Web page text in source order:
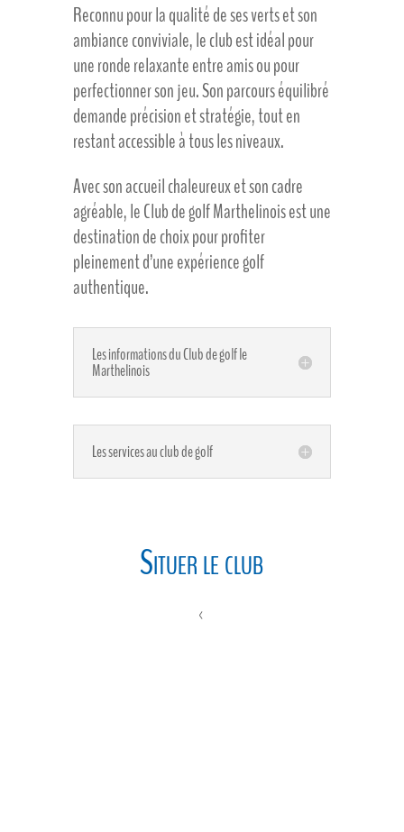
Reconnu pour la qualité de ses verts et son
ambiance conviviale, le club est idéal pour
une ronde relaxante entre amis ou pour
perfectionner son jeu. Son parcours équilibré
demande précision et stratégie, tout en
restant accessible à tous les niveaux.
Avec son accueil chaleureux et son cadre
agréable, le Club de golf Marthelinois est une
destination de choix pour profiter
pleinement d’une expérience golf
authentique.
Les informations du Club de golf le
Marthelinois
Les services au club de golf
Situer le club
<